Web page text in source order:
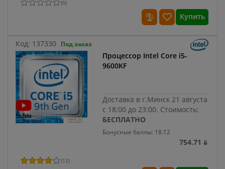
(0)
Купить
Код: 137330 Под заказ
Процессор Intel Core i5-
9600KF
Доставка в г.Минск 21 августа
с 18:00 до 23:00. Стоимость:
БЕСПЛАТНО
Бонусные баллы: 18.12
754.71 ƃ
(12)